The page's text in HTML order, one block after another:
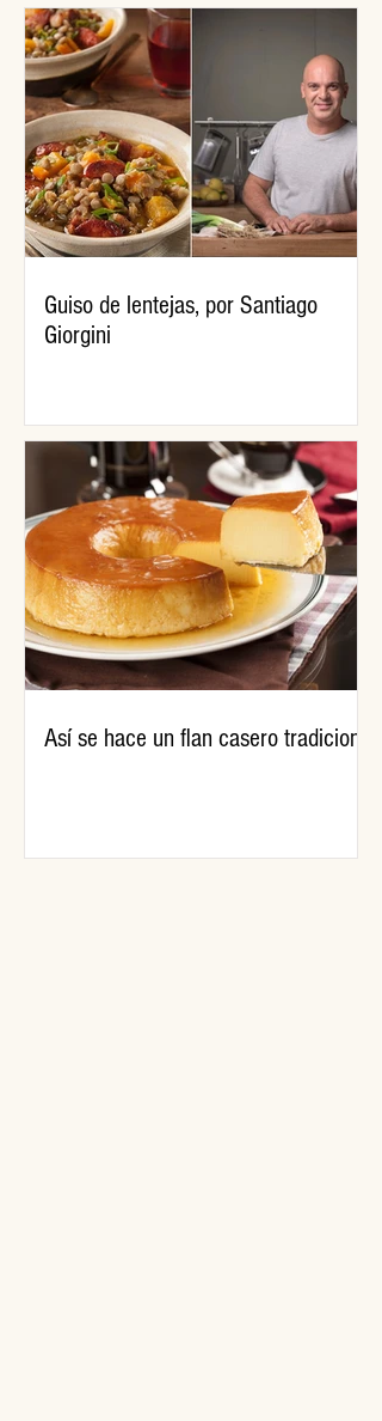
Guiso de lentejas, por Santiago
Giorgini
Así se hace un flan casero tradicional